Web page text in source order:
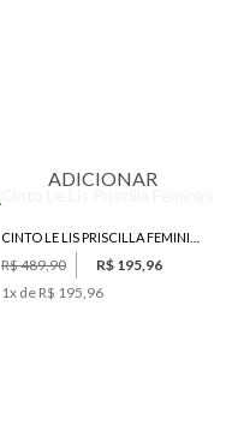
G
ADICIONAR
R$ 489,90
R$ 195,96
1x de R$ 195,96